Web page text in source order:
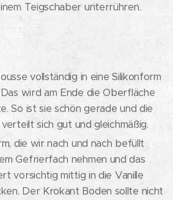
Teigschaber unterrühren.
vollständig in eine Silikonform
wird am Ende die Oberfläche
So ist sie schön gerade und die
sich gut und gleichmäßig.
die wir nach und nach befüllt
Gefrierfach nehmen und das
vorsichtig mittig in die Vanille
Der Krokant Boden sollte nicht